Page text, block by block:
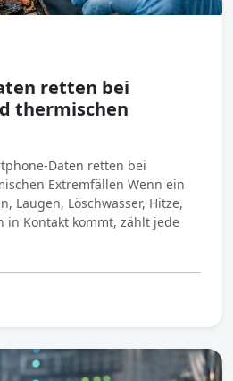
retten bei
thermischen
Daten retten bei
Extremfällen Wenn ein
Laugen, Löschwasser, Hitze,
in Kontakt kommt, zählt jede